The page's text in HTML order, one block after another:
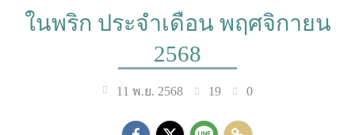
ในพริก ประจำเดือน พฤศจิกายน
2568
11 พ.ย. 2568 19 0